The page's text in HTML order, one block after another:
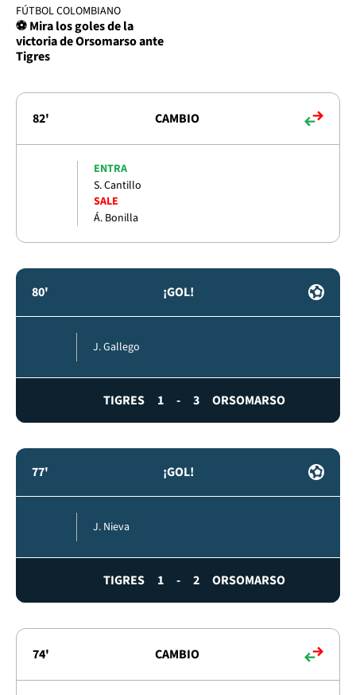
FÚTBOL COLOMBIANO
⚽ Mira los goles de la
victoria de Orsomarso ante
Tigres
82' CAMBIO
ENTRA
S. Cantillo
SALE
Á. Bonilla
80' ¡GOL!
J. Gallego
TIGRES 1 - 3 ORSOMARSO
77' ¡GOL!
J. Nieva
TIGRES 1 - 2 ORSOMARSO
74' CAMBIO